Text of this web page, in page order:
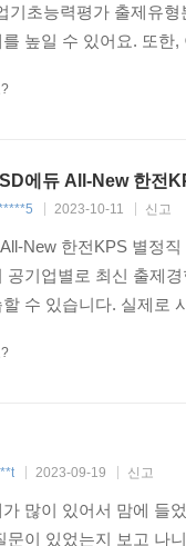
기초능력평가 출제유
높일 수 있어요. 또
에듀 All-New 한전
2023-10-11 신고
New 한전KPS 별정
공기업별로 최신 출제
수 있습니다. 실제로
2023-09-19 신고
많이 있어서 맘에 들
문이 있었는지 보고 나